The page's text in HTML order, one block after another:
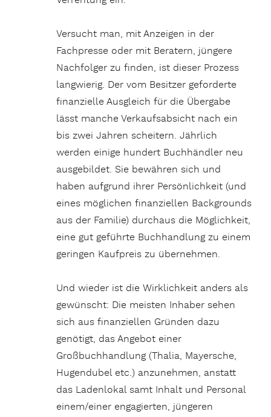
Versucht man, mit Anzeigen in der
Fachpresse oder mit Beratern, jüngere
Nachfolger zu finden, ist dieser Prozess
langwierig. Der vom Besitzer geforderte
finanzielle Ausgleich für die Übergabe
lässt manche Verkaufsabsicht nach ein
bis zwei Jahren scheitern. Jährlich
werden einige hundert Buchhändler neu
ausgebildet. Sie bewähren sich und
haben aufgrund ihrer Persönlichkeit (und
eines möglichen finanziellen Backgrounds
aus der Familie) durchaus die Möglichkeit,
eine gut geführte Buchhandlung zu einem
geringen Kaufpreis zu übernehmen.
Und wieder ist die Wirklichkeit anders als
gewünscht: Die meisten Inhaber sehen
sich aus finanziellen Gründen dazu
genötigt, das Angebot einer
Großbuchhandlung (Thalia, Mayersche,
Hugendubel etc.) anzunehmen, anstatt
das Ladenlokal samt Inhalt und Personal
einem/einer engagierten, jüngeren